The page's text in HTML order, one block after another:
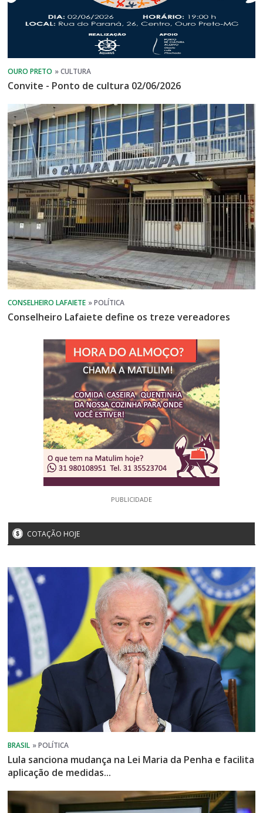
Convite - Ponto de cultura 02/06/2026
Conselheiro Lafaiete define os treze vereadores
PUBLICIDADE
COTAÇÃO HOJE
Lula sanciona mudança na Lei Maria da Penha e facilita
aplicação de medidas...